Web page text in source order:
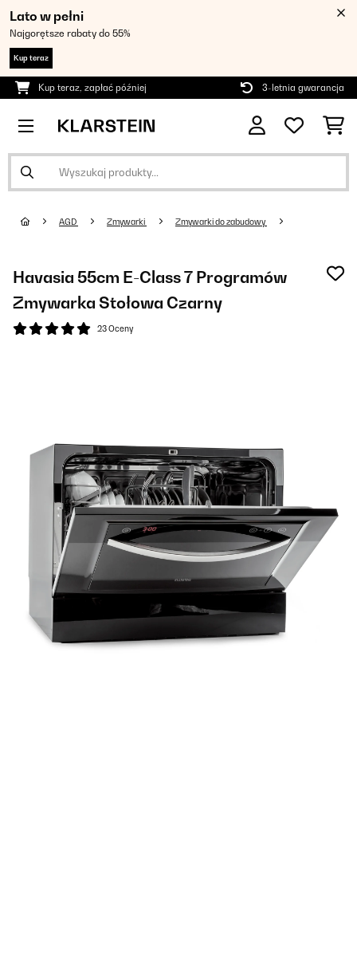
Lato w pełni
Najgorętsze rabaty do 55%
Kup teraz
Kup teraz, zapłać później 3-letnia gwarancja
AGD Zmywarki Zmywarki do zabudowy
Havasia 55cm E-Class 7 Programów
Zmywarka Stołowa Czarny
23 Oceny